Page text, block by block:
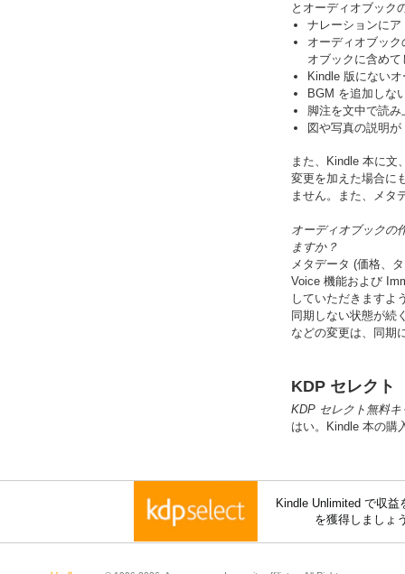
とオーディオブック
ナレーションに
オーディオブッ
オブックに含め
Kindle 版にない
BGM を追加しな
脚注を文中で読み
図や写真の説明
また、Kindle 本に文
変更を加えた場合に
ません。また、メタ
オーディオブックの
ますか？
メタデータ (価格、
Voice 機能および
していただきますよ
同期しない状態が続
などの変更は、同期
KDP セレクト
KDP セレクト無料
はい。Kindle 本の購
Kindle Unlimited で収
を獲得しましょ